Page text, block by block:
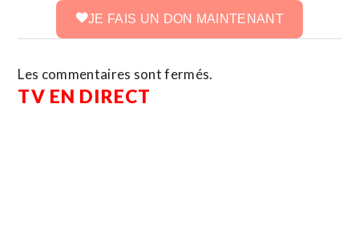
JE FAIS UN DON MAINTENANT
Les commentaires sont fermés.
TV EN DIRECT